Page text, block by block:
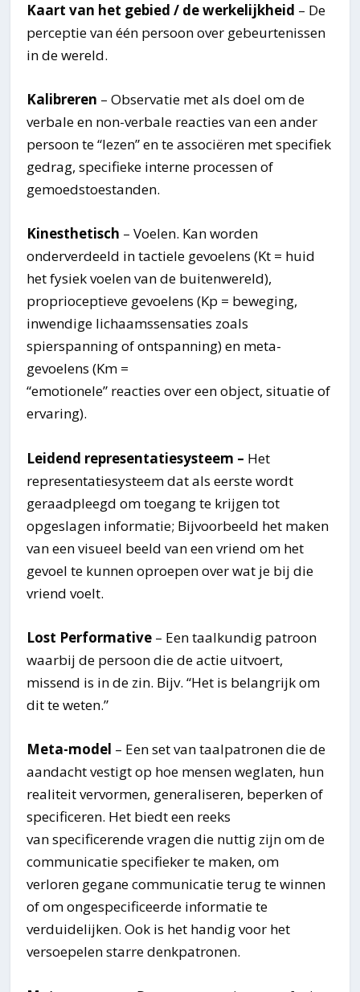
Kaart van het gebied / de werkelijkheid – De
perceptie van één persoon over gebeurtenissen
in de wereld.
Kalibreren – Observatie met als doel om de
verbale en non-verbale reacties van een ander
persoon te “lezen” en te associëren met specifiek
gedrag, specifieke interne processen of
gemoedstoestanden.
Kinesthetisch – Voelen. Kan worden
onderverdeeld in tactiele gevoelens (Kt = huid
het fysiek voelen van de buitenwereld),
proprioceptieve gevoelens (Kp = beweging,
inwendige lichaamssensaties zoals
spierspanning of ontspanning) en meta-
gevoelens (Km =
“emotionele” reacties over een object, situatie of
ervaring).
Leidend representatiesysteem – Het
representatiesysteem dat als eerste wordt
geraadpleegd om toegang te krijgen tot
opgeslagen informatie; Bijvoorbeeld het maken
van een visueel beeld van een vriend om het
gevoel te kunnen oproepen over wat je bij die
vriend voelt.
Lost Performative – Een taalkundig patroon
waarbij de persoon die de actie uitvoert,
missend is in de zin. Bijv. “Het is belangrijk om
dit te weten.”
Meta-model – Een set van taalpatronen die de
aandacht vestigt op hoe mensen weglaten, hun
realiteit vervormen, generaliseren, beperken of
specificeren. Het biedt een reeks
van specificerende vragen die nuttig zijn om de
communicatie specifieker te maken, om
verloren gegane communicatie terug te winnen
of om ongespecificeerde informatie te
verduidelijken. Ook is het handig voor het
versoepelen starre denkpatronen.